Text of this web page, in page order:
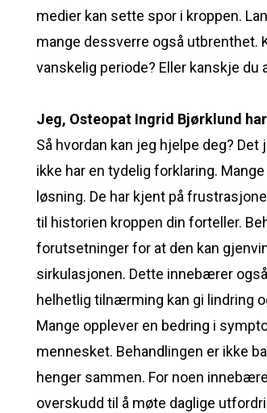
medier kan sette spor i kroppen.
mange dessverre også utbrenthet.
vanskelig periode? Eller kanskje du
Jeg, Osteopat Ingrid Bjørklund
Så hvordan kan jeg hjelpe deg?
ikke har en tydelig forklaring.
løsning. De har kjent på
til historien kroppen din forteller.
forutsetninger for at den kan
sirkulasjonen. Dette innebærer
helhetlig tilnærming kan gi lindring
Mange opplever en bedring i
mennesket. Behandlingen er ikke
henger sammen. For noen
overskudd til å møte daglige